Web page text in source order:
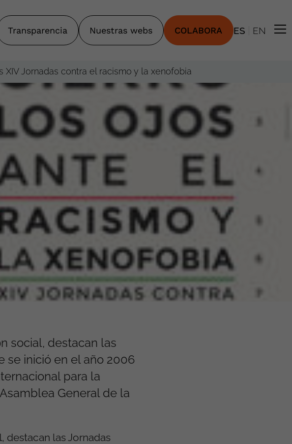
Transparencia Nuestras webs COLABORA ES EN
Jornadas contra el racismo y la xenofobia
social, destacan las
se inició en el año 2006
para la
General de la
, destacan las Jornadas